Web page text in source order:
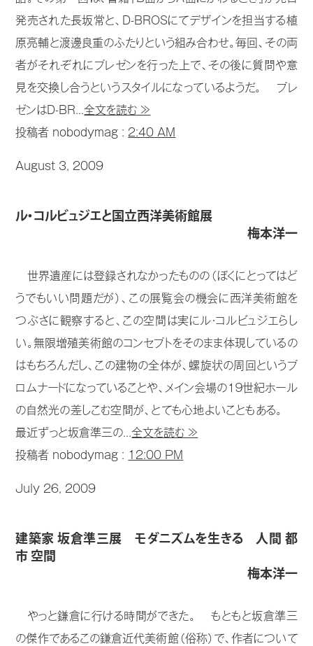
発売された長坂常と、D-BROSにてデザインを担当する植
原亮輔と渡邊良重のふたりという組み合わせ。毎回、その両
者がそれぞれにプレゼンを行った上で、その後に質問や意
見を交換し合うというスタイルになっているようだ。 プレ
ゼンはD-BR...全文を読む ≫
投稿者 nobodymag : 2:40 AM
August 3, 2009
ル・コルビュジエと国立西洋美術館展
梅本洋一
世界遺産には登録されなかったものの（ぼくにとってはど
うでもいい問題だが）、この展覧会の機会に西洋美術館を
つぶさに観察すると、この空間は実にル・コルビュジエらし
い。無限増殖美術館のコンセプトをそのまま体現しているの
はもちろんだし、この建物の全体が、螺旋状の周回というプ
ロムナードになっていることや、メイン会場の１９世紀ホール
の自然光の差しこむ空間が、とても心地よいこともある。
最近ずっと坂倉準三の...全文を読む ≫
投稿者 nobodymag : 12:00 PM
July 26, 2009
建築家 坂倉準三展 モダニズムを生きる 人間 都
市 空間
梅本洋一
やっと鎌倉に行ける時間ができた。 もともと坂倉準三
の傑作であるこの鎌倉近代美術館（俗称）で、作者について